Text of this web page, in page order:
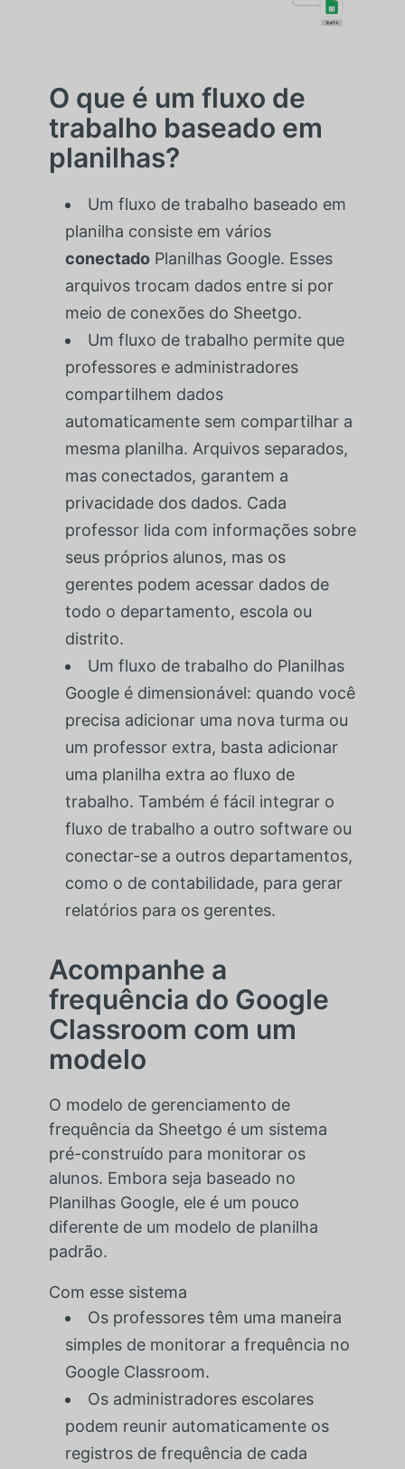
O que é um fluxo de
trabalho baseado em
planilhas?
Um fluxo de trabalho baseado em
planilha consiste em vários
conectadoPlanilhas Google. Esses
arquivos trocam dados entre si por
meio de conexões do Sheetgo.
Um fluxo de trabalho permite que
professores e administradores
compartilhem dados
automaticamente sem compartilhar a
mesma planilha. Arquivos separados,
mas conectados, garantem a
privacidade dos dados. Cada
professor lida com informações sobre
seus próprios alunos, mas os
gerentes podem acessar dados de
todo o departamento, escola ou
distrito.
Um fluxo de trabalho do Planilhas
Google é dimensionável: quando você
precisa adicionar uma nova turma ou
um professor extra, basta adicionar
uma planilha extra ao fluxo de
trabalho. Também é fácil integrar o
fluxo de trabalho a outro software ou
conectar-se a outros departamentos,
como o de contabilidade, para gerar
relatórios para os gerentes.
Acompanhe a
frequência do Google
Classroom com um
modelo
O modelo de gerenciamento de
frequência da Sheetgo é um sistema
pré-construído para monitorar os
alunos. Embora seja baseado no
Planilhas Google, ele é um pouco
diferente de um modelo de planilha
padrão.
Com esse sistema
Os professores têm uma maneira
simples de monitorar a frequência no
Google Classroom.
Os administradores escolares
podem reunir automaticamente os
registros de frequência de cada